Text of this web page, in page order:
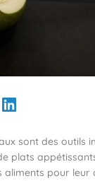
sont des outils
plats
aliments pour leur